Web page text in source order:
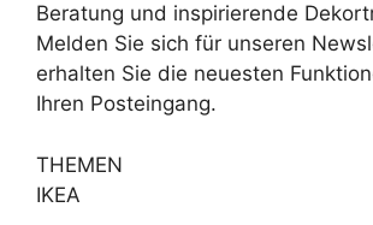
Beratung und inspirierende
Melden Sie sich für unseren
erhalten Sie die neuesten
Ihren Posteingang.
THEMEN
IKEA